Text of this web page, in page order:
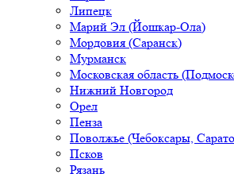
Липецк
Марий Эл (Йошкар-Ола)
Мордовия (Саранск)
Мурманск
Московская область
Нижний Новгород
Орел
Пенза
Поволжье (Чебоксары,
Псков
Рязань